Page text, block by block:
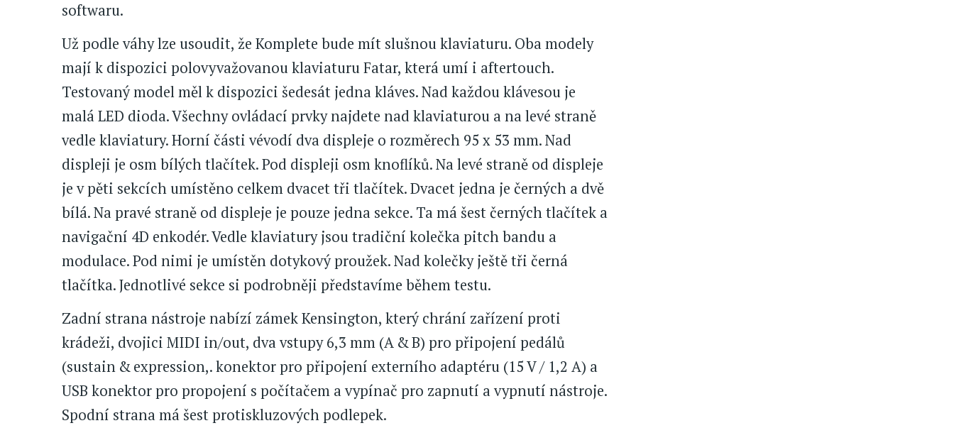
softwaru.
Už podle váhy lze usoudit, že Komplete bude mít slušnou klaviaturu. Oba modely
mají k dispozici polovyvažovanou klaviaturu Fatar, která umí i aftertouch.
Testovaný model měl k dispozici šedesát jedna kláves. Nad každou klávesou je
malá LED dioda. Všechny ovládací prvky najdete nad klaviaturou a na levé straně
vedle klaviatury. Horní části vévodí dva displeje o rozměrech 95 x 53 mm. Nad
displeji je osm bílých tlačítek. Pod displeji osm knoflíků. Na levé straně od displeje
je v pěti sekcích umístěno celkem dvacet tři tlačítek. Dvacet jedna je černých a dvě
bílá. Na pravé straně od displeje je pouze jedna sekce. Ta má šest černých tlačítek a
navigační 4D enkodér. Vedle klaviatury jsou tradiční kolečka pitch bandu a
modulace. Pod nimi je umístěn dotykový proužek. Nad kolečky ještě tři černá
tlačítka. Jednotlivé sekce si podrobněji představíme během testu.
Zadní strana nástroje nabízí zámek Kensington, který chrání zařízení proti
krádeži, dvojici MIDI in/out, dva vstupy 6,3 mm (A & B) pro připojení pedálů
(sustain & expression,. konektor pro připojení externího adaptéru (15 V / 1,2 A) a
USB konektor pro propojení s počítačem a vypínač pro zapnutí a vypnutí nástroje.
Spodní strana má šest protiskluzových podlepek.